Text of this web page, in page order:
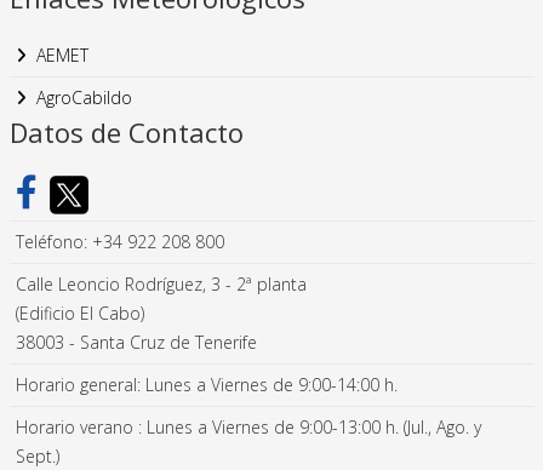
AEMET
AgroCabildo
Datos de Contacto
Teléfono: +34 922 208 800
Calle Leoncio Rodríguez, 3 - 2ª planta
(Edificio El Cabo)
38003 - Santa Cruz de Tenerife
Horario general: Lunes a Viernes de 9:00-14:00 h.
Horario verano : Lunes a Viernes de 9:00-13:00 h. (Jul., Ago. y
Sept.)